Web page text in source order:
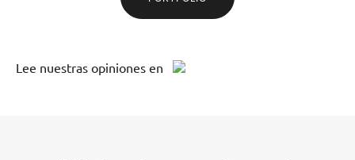
Lee nuestras opiniones en